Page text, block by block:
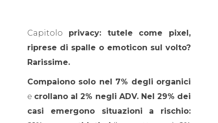
Capitolo privacy: tutele come pixel,
riprese di spalle o emoticon sul volto?
Rarissime.
Compaiono solo nel 7% degli organici
e crollano al 2% negli ADV. Nel 29% dei
casi emergono situazioni a rischio: